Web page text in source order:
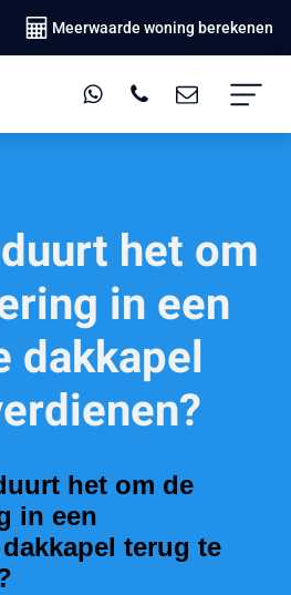
Meerwaarde woning berekenen
het om
in een
dakkapel
het om de
in een
terug te